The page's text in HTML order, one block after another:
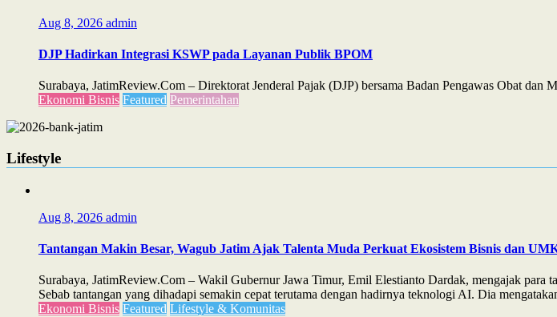
Aug 8, 2026 admin
DJP Hadirkan Integrasi KSWP pada Layanan Publik BPOM
Surabaya, JatimReview.Com – Direktorat Jenderal Pajak (DJP) bersama Badan Pengawas Obat dan
Ekonomi Bisnis Featured Pemerintahan
Lifestyle
Aug 8, 2026 admin
Tantangan Makin Besar, Wagub Jatim Ajak Talenta Muda Perkuat Ekosistem Bisnis dan
Surabaya, JatimReview.Com – Wakil Gubernur Jawa Timur, Emil Elestianto Dardak, mengajak
Sebab tantangan yang dihadapi semakin cepat terutama dengan hadirnya teknologi AI. Dia
Ekonomi Bisnis Featured Lifestyle & Komunitas